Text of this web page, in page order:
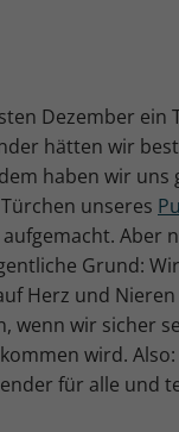
Dezember ein
hätten wir
haben wir uns
unseres
aufgemacht. Aber
Grund:
Herz und
wenn wir sicher
wird.
für alle und